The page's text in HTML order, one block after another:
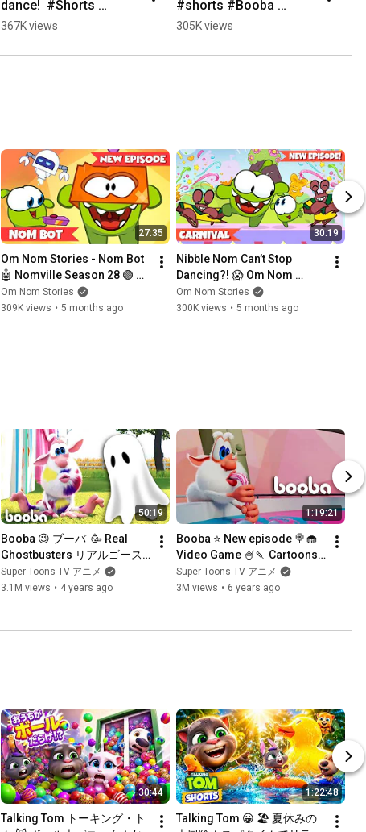
dance!  #Shorts
#OkoLele
Super Toons TV アニメ
367K views
#shorts #Booba
#boobacartoon
305K views
27:35
Om Nom Stories - Nom Bot
🤖 Nomville Season 28 🟢
Cartoons for Kids
Om Nom Stories
309K views • 5 months ago
30:19
Nibble Nom Can’t Stop
Dancing?! 😱 Om Nom
Stories - Carnival 🎉
Nomville Season 28 🟢
Om Nom Stories
300K views • 5 months ago
50:19
Booba 😉 ブーバ  🥳 Real
Ghostbusters リアルゴース
トバスターズ 👻 アニメ短編 |
Super Toons TV アニメ
Super Toons TV アニメ
3.1M views • 4 years ago
1:19:21
Booba ⭐ New episode 🍭🧁
Video Game 🍧🍡 Cartoons
collection 💚 Funny
cartoons Compilation
Super Toons TV アニメ
3M views • 6 years ago
30:44
Talking Tom トーキング・ト
1:22:48
Talking Tom 😀 🏖️ 夏休みの